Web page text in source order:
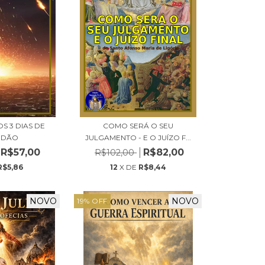
3 DIAS DE
R$57,00
COMO SERÁ O SEU
JULGAMENTO - E O JUÍZO F...
R$102,00 R$82,00
12 X DE R$8,44
NOVO 19% OFF NOVO